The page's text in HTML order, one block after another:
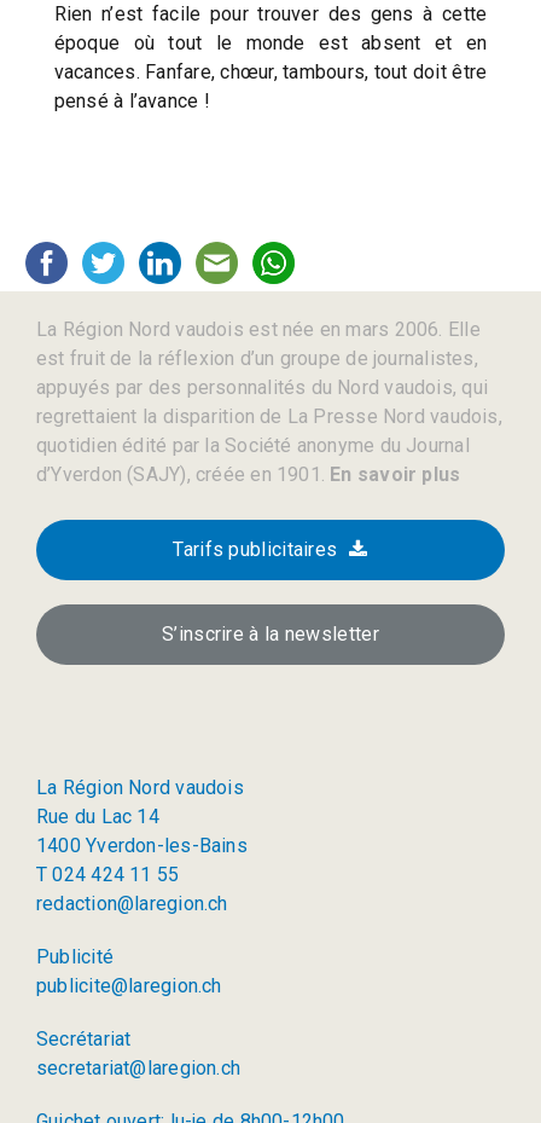
Rien n’est facile pour trouver des gens à cette
époque où tout le monde est absent et en
vacances. Fanfare, chœur, tambours, tout doit être
pensé à l’avance !
La Région Nord vaudois est née en mars 2006. Elle
est fruit de la réflexion d’un groupe de journalistes,
appuyés par des personnalités du Nord vaudois, qui
regrettaient la disparition de La Presse Nord vaudois,
quotidien édité par la Société anonyme du Journal
d’Yverdon (SAJY), créée en 1901. En savoir plus
Tarifs publicitaires
S’inscrire à la newsletter
La Région Nord vaudois
Rue du Lac 14
1400 Yverdon-les-Bains
T 024 424 11 55
redaction@laregion.ch
Publicité
publicite@laregion.ch
Secrétariat
secretariat@laregion.ch